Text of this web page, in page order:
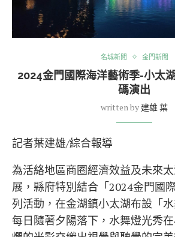
名城新聞 金門新聞
2024金門國際海洋藝術季-小太
碼演出
written by 建雄 葉
記者葉建雄/綜合報導
為活絡地區商圈經濟效益及未來
展，縣府特別結合「2024金門國
列活動，在金湖鎮小太湖布設「
每日隨著夕陽落下，水舞燈光秀